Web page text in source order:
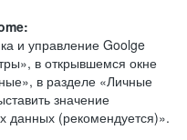
и управление Goolge
в открывшемся окне
в разделе «Личные
значение
данных (рекомендуется)».